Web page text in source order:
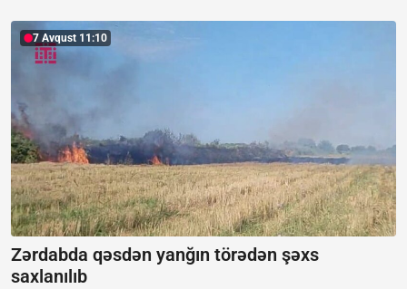
7 Avqust 11:10
Zərdabda qəsdən yanğın törədən şəxs
saxlanılıb